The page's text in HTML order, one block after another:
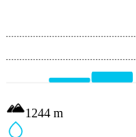
1244 m